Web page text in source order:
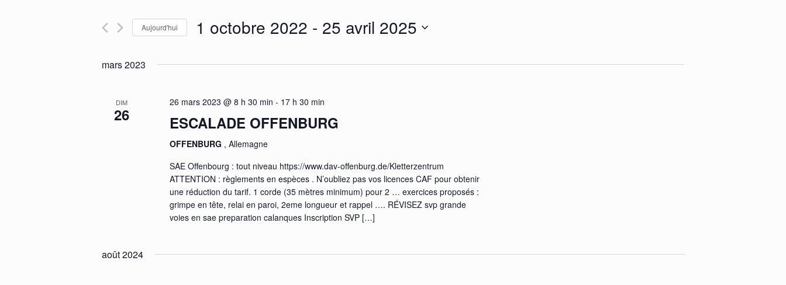
Évènements
Évènements
par
Aujourd'hui 1 octobre 2022 - 25 avril 2025
date.
mars 2023
DIM
26
26 mars 2023 @ 8 h 30 min - 17 h 30 min
ESCALADE OFFENBURG
OFFENBURG , Allemagne
SAE Offenbourg : tout niveau https://www.dav-offenburg.de/Kletterzentrum
ATTENTION : règlements en espèces . N’oubliez pas vos licences CAF pour obtenir
une réduction du tarif. 1 corde (35 mètres minimum) pour 2 … exercices proposés :
grimpe en tête, relai en paroi, 2eme longueur et rappel …. RÉVISEZ svp grande
voies en sae preparation calanques Inscription SVP […]
août 2024